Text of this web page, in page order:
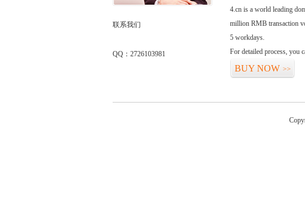
联系我们
QQ：2726103981
4.cn is a world leading
million RMB transaction
5 workdays.
For detailed process, you
BUY NOW >>